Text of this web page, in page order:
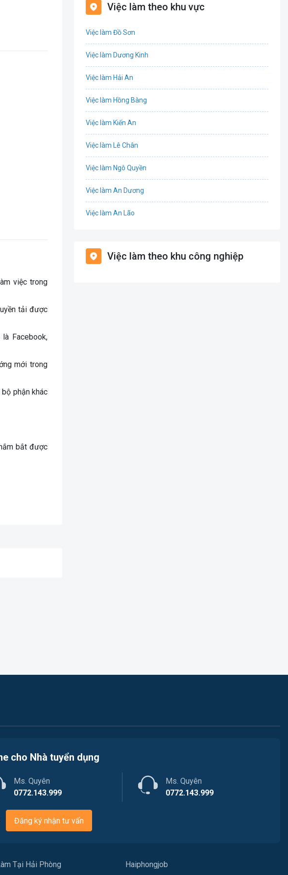
việc trong
tải được
Facebook,
mới trong
phận khác
bắt được
Biên phiên dịch
Văn Phòng
Lễ tân
Lái xe
Việc làm theo khu vực
Việc làm Đồ Sơn
Việc làm Dương Kinh
Việc làm Hải An
Việc làm Hồng Bàng
Việc làm Kiến An
Việc làm Lê Chân
Việc làm Ngô Quyền
Việc làm An Dương
Việc làm An Lão
Việc làm Cát Hải
Việc làm Việt Hòa
Việc làm Thành Đông
Việc làm Tứ Minh
Việc làm theo khu công nghiệp
cho Nhà tuyển dụng
Ms. Quyên
0772.143.999
Ms. Quyên
0772.143.999
Đăng ký nhận tư vấn
Tại Hải Phòng Haiphongjob